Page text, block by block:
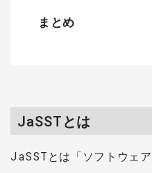
まとめ
JaSSTとは
JaSSTとは「ソフトウェ